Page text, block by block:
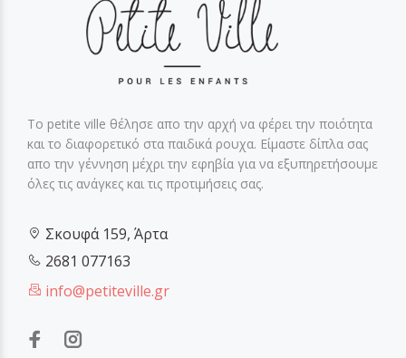
Το petite ville θέλησε απο την αρχή να φέρει την ποιότητα
και το διαφορετικό στα παιδικά ρουχα. Είμαστε δίπλα σας
απο την γέννηση μέχρι την εφηβία για να εξυπηρετήσουμε
όλες τις ανάγκες και τις προτιμήσεις σας.
Σκουφά 159, Άρτα
2681 077163
info@petiteville.gr